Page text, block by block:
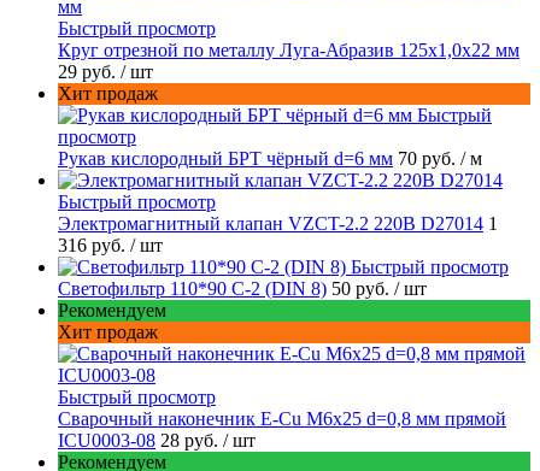
Быстрый просмотр
Круг отрезной по металлу Луга-Абразив 125x1,0x22 мм
29 руб. / шт
Хит продаж
Быстрый
просмотр
Рукав кислородный БРТ чёрный d=6 мм 70 руб. / м
Быстрый просмотр
Электромагнитный клапан VZCT-2.2 220В D27014 1
316 руб. / шт
Быстрый просмотр
Светофильтр 110*90 С-2 (DIN 8) 50 руб. / шт
Рекомендуем
Хит продаж
Быстрый просмотр
Сварочный наконечник E-Cu M6x25 d=0,8 мм прямой
ICU0003-08 28 руб. / шт
Рекомендуем